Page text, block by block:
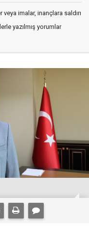
imalar, inançlara saldırı
yazılmış yorumlar